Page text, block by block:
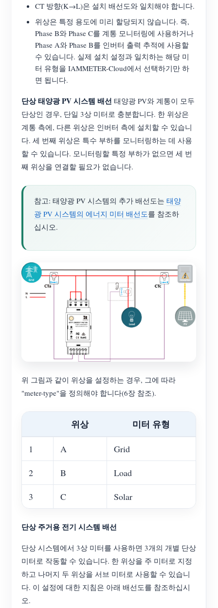
CT 방향(K→L)은 설치 배선도와 일치해야 합니다.
위상은 특정 용도에 미리 할당되지 않습니다. 즉,
Phase B와 Phase C를 계통 모니터링에 사용하거나
Phase A와 Phase B를 인버터 출력 추적에 사용할
수 있습니다. 실제 설치 설정과 일치하는 해당 미
터 유형을 IAMMETER-Cloud에서 선택하기만 하
면 됩니다.
단상 태양광 PV 시스템 배선 태양광 PV와 계통이 모두
단상인 경우, 단일 3상 미터로 충분합니다. 한 위상은
계통 측에, 다른 위상은 인버터 측에 설치할 수 있습니
다. 세 번째 위상은 특수 부하를 모니터링하는 데 사용
할 수 있습니다. 모니터링할 특정 부하가 없으면 세 번
째 위상을 연결할 필요가 없습니다.
참고: 태양광 PV 시스템의 추가 배선도는 태양
광 PV 시스템의 에너지 미터 배선도를 참조하
십시오.
위 그림과 같이 위상을 설정하는 경우, 그에 따라
"meter-type"을 정의해야 합니다(6장 참조).
위상 미터 유형
1 A Grid
2 B Load
3 C Solar
단상 주거용 전기 시스템 배선
단상 시스템에서 3상 미터를 사용하면 3개의 개별 단상
미터로 작동할 수 있습니다. 한 위상을 주 미터로 지정
하고 나머지 두 위상을 서브 미터로 사용할 수 있습니
다. 이 설정에 대한 지침은 아래 배선도를 참조하십시
오.